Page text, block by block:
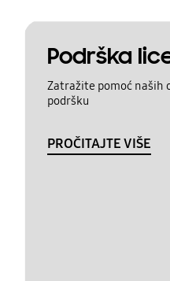
Podrška
Zatražite pomoć naših
podršku
PROČITAJTE VIŠE